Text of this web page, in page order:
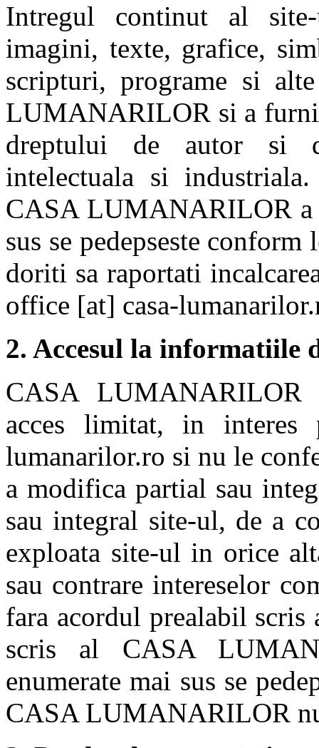
Intregul continut al site-
imagini, texte, grafice,
scripturi, programe si
LUMANARILOR si a
dreptului de autor si
intelectuala si
CASA LUMANARILOR a
sus se pedepseste
doriti sa raportati
office [at] casa-
2. Accesul la informatiile
CASA LUMANARILOR
acces limitat, in interes
lumanarilor.ro si nu le
a modifica partial sau
sau integral site-ul, de a
exploata site-ul in orice
sau contrare intereselor
fara acordul prealabil scris
scris al CASA
enumerate mai sus se
CASA LUMANARILOR